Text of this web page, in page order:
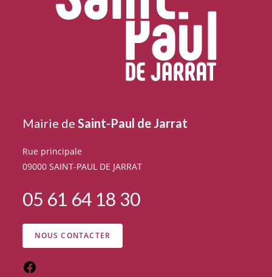
Mairie deSaint-Paul de Jarrat
Rue principale
09000 SAINT-PAUL DE JARRAT
05 61 64 18 30
NOUS CONTACTER